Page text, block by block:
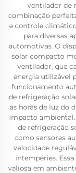
ventilador de
combinação
e controle
para diversas
automotivas. O
solar compacto
ventilador, que
energia utilizável
funcionamento
de refrigeração
as horas de luz do
impacto
de refrigeração
como sensores
velocidade
intempéries.
valiosa em